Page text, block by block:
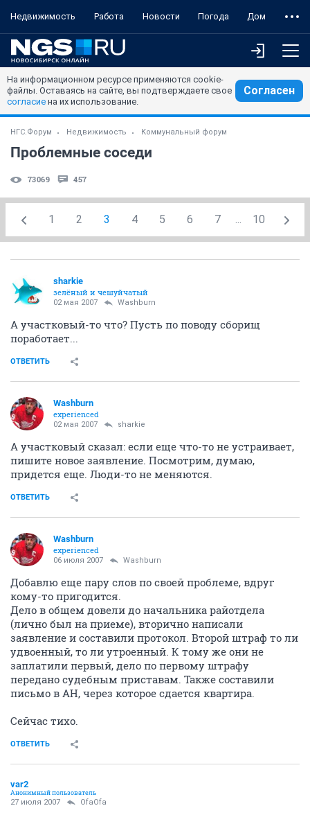
Недвижимость Работа Новости Погода Дом
На информационном ресурсе применяются cookie-
файлы. Оставаясь на сайте, вы подтверждаете свое
согласие на их использование.
Согласен
НГС.Форум Недвижимость Коммунальный форум
Проблемные соседи
73069 457
1 2 3 4 5 6 7 ... 10
sharkie
зелёный и чешуйчатый
02 мая 2007 Washburn
А участковый-то что? Пусть по поводу сборищ
поработает...
ОТВЕТИТЬ
Washburn
experienced
02 мая 2007 sharkie
А участковый сказал: если еще что-то не устраивает,
пишите новое заявление. Посмотрим, думаю,
придется еще. Люди-то не меняются.
ОТВЕТИТЬ
Washburn
experienced
06 июля 2007 Washburn
Добавлю еще пару слов по своей проблеме, вдруг
кому-то пригодится.
Дело в общем довели до начальника райотдела
(лично был на приеме), вторично написали
заявление и составили протокол. Второй штраф то ли
удвоенный, то ли утроенный. К тому же они не
заплатили первый, дело по первому штрафу
передано судебным приставам. Также составили
письмо в АН, через которое сдается квартира.
Сейчас тихо.
ОТВЕТИТЬ
var2
Анонимный пользователь
27 июля 2007 OfaOfa